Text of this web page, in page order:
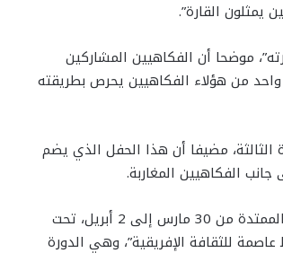
القارة”.
موضحا أن الفكاهيين المشاركين
من هؤلاء الفكاهيين يحرص بطريقته
الثالثة، مضيفا أن هذا الحفل الذي يضم
الفكاهيين المغاربة.
وتنظم الدورة السادسة من مهرجان الضحك “أجي تهضم” بالرباط، في الفترة الممتدة من 30 مارس إلى 2 أبريل، تحت
للثقافة الإفريقية”، وهي الدورة